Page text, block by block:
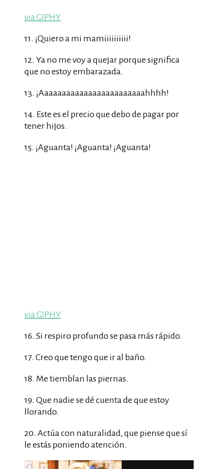
via GIPHY
11. ¡Quiero a mi mamiiiiiiiiii!
12. Ya no me voy a quejar porque significa
que no estoy embarazada.
13. ¡Aaaaaaaaaaaaaaaaaaaaaaaahhhh!
14. Este es el precio que debo de pagar por
tener hijos.
15. ¡Aguanta! ¡Aguanta! ¡Aguanta!
via GIPHY
16. Si respiro profundo se pasa más rápido.
17. Creo que tengo que ir al baño.
18. Me tiemblan las piernas.
19. Que nadie se dé cuenta de que estoy
llorando.
20. Actúa con naturalidad, que piense que sí
le estás poniendo atención.